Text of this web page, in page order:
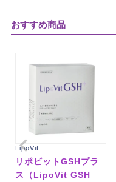
おすすめ商品
LipoVit
リポビットGSHプラ
ス（LipoVit GSH